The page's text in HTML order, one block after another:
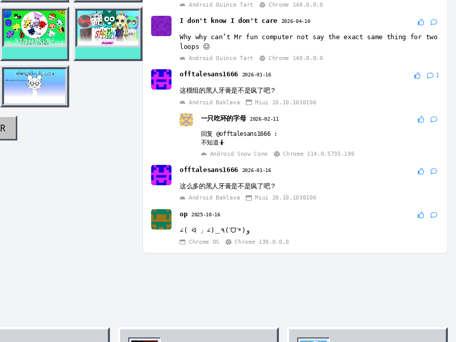
Android Quince Tart Chrome 148.0.0.0
I don't know I don't care 2026-04-10
Why why can’t Mr fun computer not say the exact same thing for two
loops 😑
Android Quince Tart Chrome 140.0.0.0
offtalesans1666 2026-01-16 1
这模组的黑人牙膏是不是疯了吧？
Android Baklava Miui 20.10.1030106
一只吃环的字母 2026-02-11
回复 @offtalesans1666:
不知道🤷
Android Snow Cone
Chrome 114.0.5735.196
offtalesans1666 2026-01-16
这么多的黑人牙膏是不是疯了吧？
Android Baklava Miui 20.10.1030106
op 2025-10-16
∠( ᐛ 」∠)＿٩(ˊᗜˋ*)و
Chrome OS Chrome 139.0.0.0